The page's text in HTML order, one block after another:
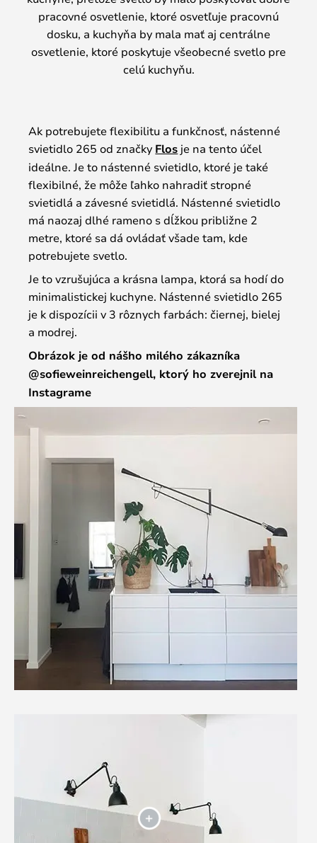
pracovné osvetlenie, ktoré osvetľuje pracovnú
dosku, a kuchyňa by mala mať aj centrálne
osvetlenie, ktoré poskytuje všeobecné svetlo pre
celú kuchyňu.
Ak potrebujete flexibilitu a funkčnosť, nástenné
svietidlo 265 od značky Flos je na tento účel
ideálne. Je to nástenné svietidlo, ktoré je také
flexibilné, že môže ľahko nahradiť stropné
svietidlá a závesné svietidlá. Nástenné svietidlo
má naozaj dlhé rameno s dĺžkou približne 2
metre, ktoré sa dá ovládať všade tam, kde
potrebujete svetlo.
Je to vzrušujúca a krásna lampa, ktorá sa hodí do
minimalistickej kuchyne. Nástenné svietidlo 265
je k dispozícii v 3 rôznych farbách: čiernej, bielej
a modrej.
Obrázok je od nášho milého zákazníka
@sofieweinreichengell, ktorý ho zverejnil na
Instagrame